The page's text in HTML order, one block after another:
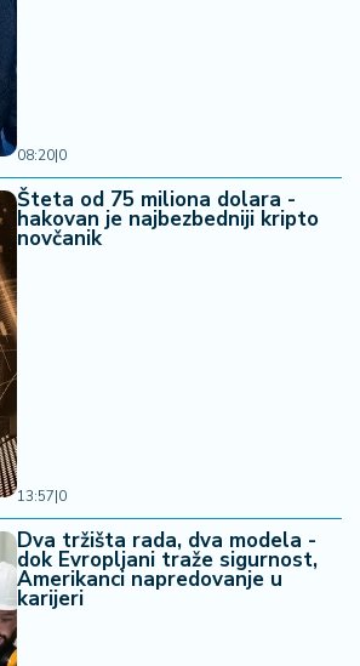
08:20|0
Šteta od 75 miliona dolara -
hakovan je najbezbedniji kripto
novčanik
13:57|0
Dva tržišta rada, dva modela -
dok Evropljani traže sigurnost,
Amerikanci napredovanje u
karijeri